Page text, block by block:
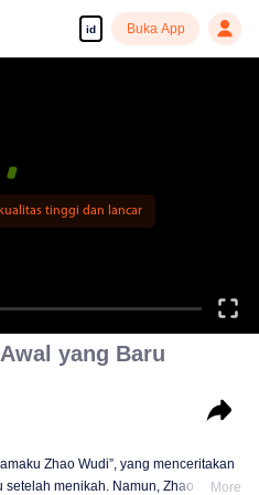
id Buka App
tinggi dan lancar
yang Baru
Zhao Wudi”, yang menceritakan
menikah. Namun, Zhao WudiMore